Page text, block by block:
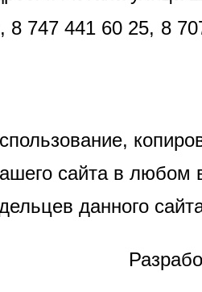
8 747 441 60 25, 8
сайта в любом
данного